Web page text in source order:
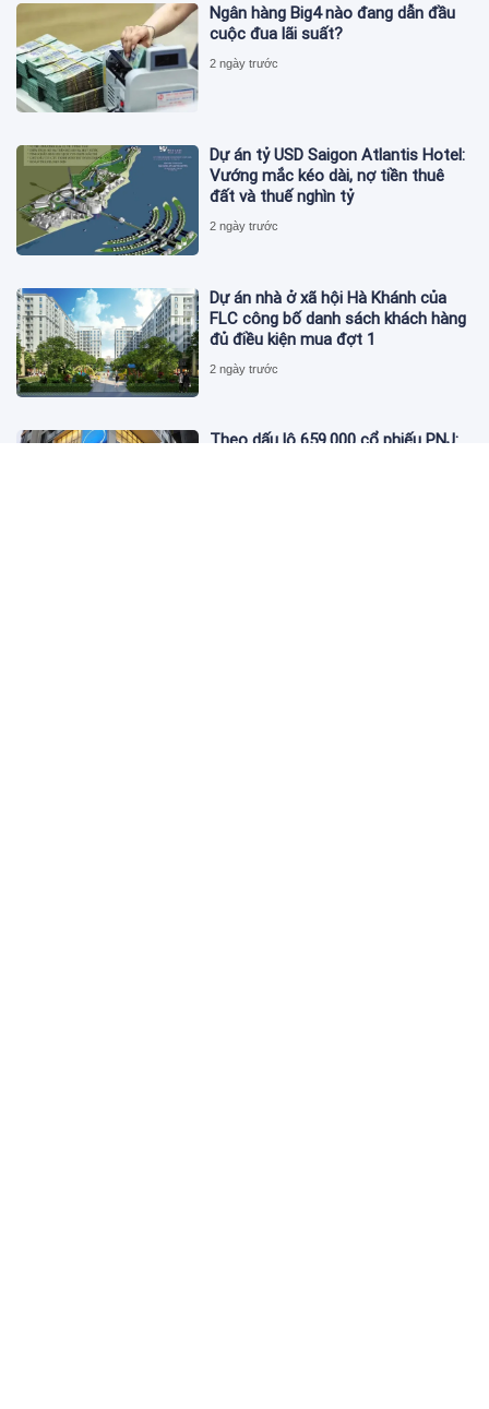
Ngân hàng Big4 nào đang dẫn đầu
cuộc đua lãi suất?
2 ngày trước
Dự án tỷ USD Saigon Atlantis Hotel:
Vướng mắc kéo dài, nợ tiền thuê
đất và thuế nghìn tỷ
2 ngày trước
Dự án nhà ở xã hội Hà Khánh của
FLC công bố danh sách khách hàng
đủ điều kiện mua đợt 1
2 ngày trước
Theo dấu lô 659.000 cổ phiếu PNJ: